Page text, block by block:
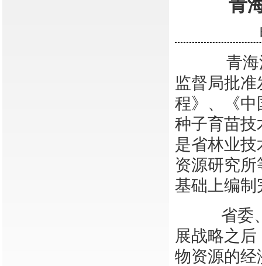
青
青海法
监督局批
程》、《中
种子育苗技
是省林业
资源研究
基础上编制
省委、
展战略之
物资源的经